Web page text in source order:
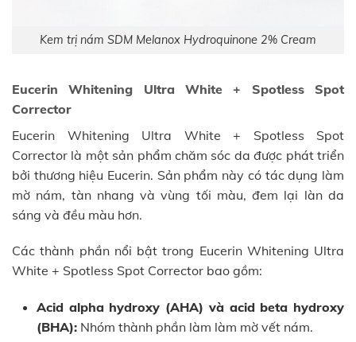
Kem trị nám SDM Melanox Hydroquinone 2% Cream
Eucerin Whitening Ultra White + Spotless Spot
Corrector
Eucerin Whitening Ultra White + Spotless Spot
Corrector là một sản phẩm chăm sóc da được phát triển
bởi thương hiệu Eucerin. Sản phẩm này có tác dụng làm
mờ nám, tàn nhang và vùng tối màu, đem lại làn da
sáng và đều màu hơn.
Các thành phần nổi bật trong Eucerin Whitening Ultra
White + Spotless Spot Corrector bao gồm:
Acid alpha hydroxy (AHA) và acid beta hydroxy
(BHA):Nhóm thành phần làm làm mờ vết nám.